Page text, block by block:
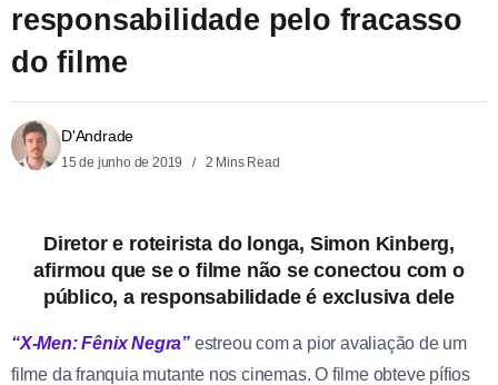
responsabilidade pelo fracasso
do filme
D'Andrade
15 de junho de 2019 2 Mins Read
Diretor e roteirista do longa, Simon Kinberg,
afirmou que se o filme não se conectou com o
público, a responsabilidade é exclusiva dele
“X-Men: Fênix Negra” estreou com a pior avaliação de um
filme da franquia mutante nos cinemas. O filme obteve pífios